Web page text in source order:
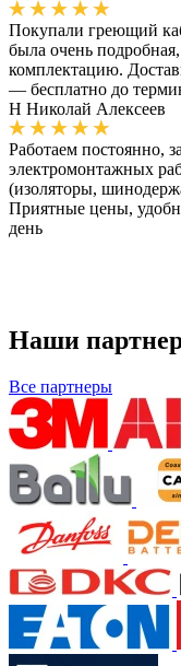
Покупали греющий
была очень
комплектацию.
— бесплатно до
Н Николай Алексеев
Работаем постоянно,
электромонтажных
(изоляторы,
Приятные цены,
день
Наши
Все партнеры